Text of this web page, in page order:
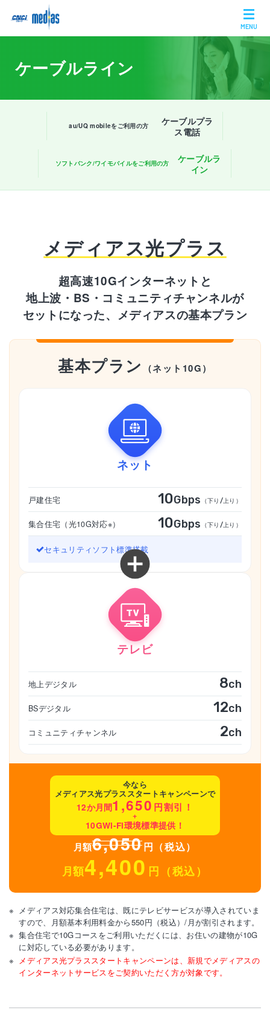
MENU
ケーブルライン
au/UQ mobileをご利用の方
ケーブルプラ
ス電話
ソフトバンク/ワイモバイルをご利用の方
ケーブルラ
イン
メディアス光プラス
超高速10Gインターネットと
地上波・BS・コミュニティチャンネルが
セットになった、メディアスの基本プラン
基本プラン （ネット10G）
ネット
戸建住宅 10Gbps （下り/上り）
集合住宅（光10G対応※） 10Gbps （下り/上り）
セキュリティソフト標準搭載
テレビ
地上デジタル 8ch
BSデジタル 12ch
コミュニティチャンネル 2ch
今なら
メディアス光プラススタートキャンペーンで
12か月間1,650 円割引！
+
10GWi-Fi環境標準提供！
月額6,050円（税込）
月額4,400 円（税込）
メディアス対応集合住宅は、既にテレビサービスが導入されていま
すので、月額基本利用料金から550円（税込）/月が割引されます。
集合住宅で10Gコースをご利用いただくには、お住いの建物が10G
に対応している必要があります。
メディアス光プラススタートキャンペーンは、新規でメディアスの
インターネットサービスをご契約いただく方が対象です。